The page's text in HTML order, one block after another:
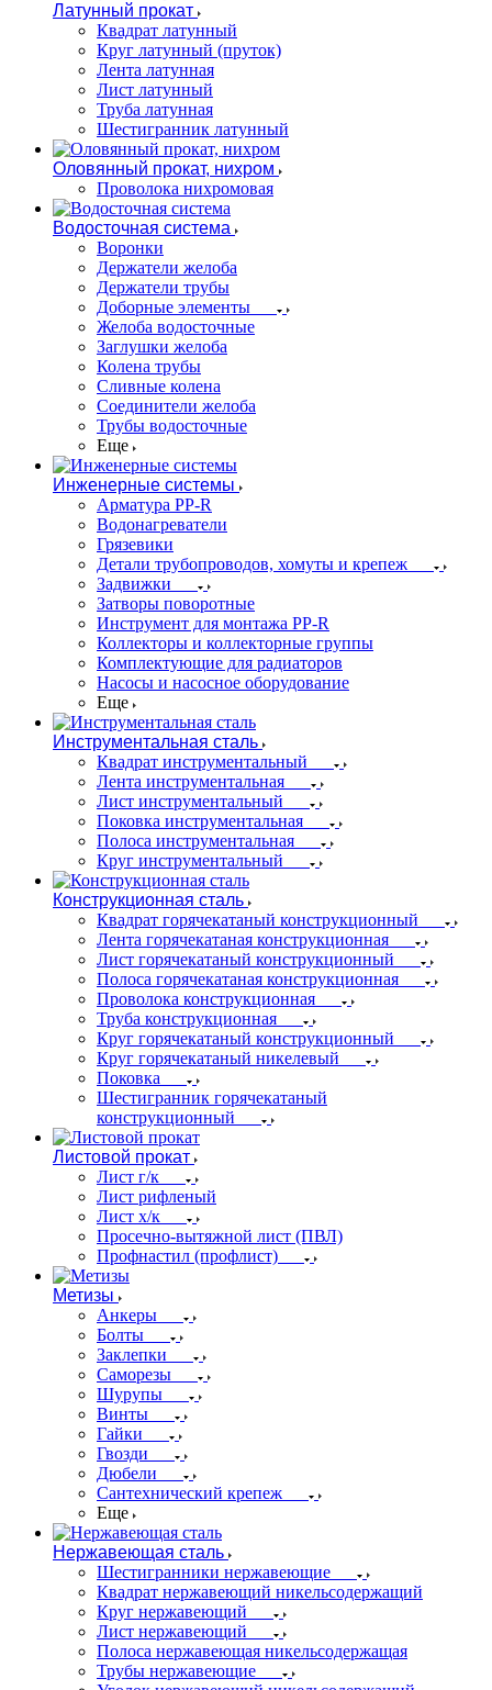
Латунный прокат
Квадрат латунный
Круг латунный (пруток)
Лента латунная
Лист латунный
Труба латунная
Шестигранник латунный
Оловянный прокат, нихром
Проволока нихромовая
Водосточная система
Воронки
Держатели желоба
Держатели трубы
Доборные элементы
Желоба водосточные
Заглушки желоба
Колена трубы
Сливные колена
Соединители желоба
Трубы водосточные
Еще
Инженерные системы
Арматура PP-R
Водонагреватели
Грязевики
Детали трубопроводов, хомуты и крепеж
Задвижки
Затворы поворотные
Инструмент для монтажа PP-R
Коллекторы и коллекторные группы
Комплектующие для радиаторов
Насосы и насосное оборудование
Еще
Инструментальная сталь
Квадрат инструментальный
Лента инструментальная
Лист инструментальный
Поковка инструментальная
Полоса инструментальная
Круг инструментальный
Конструкционная сталь
Квадрат горячекатаный конструкционный
Лента горячекатаная конструкционная
Лист горячекатаный конструкционный
Полоса горячекатаная конструкционная
Проволока конструкционная
Труба конструкционная
Круг горячекатаный конструкционный
Круг горячекатаный никелевый
Поковка
Шестигранник горячекатаный
конструкционный
Листовой прокат
Лист г/к
Лист рифленый
Лист х/к
Просечно-вытяжной лист (ПВЛ)
Профнастил (профлист)
Метизы
Анкеры
Болты
Заклепки
Саморезы
Шурупы
Винты
Гайки
Гвозди
Дюбели
Сантехнический крепеж
Еще
Нержавеющая сталь
Шестигранники нержавеющие
Квадрат нержавеющий никельсодержащий
Круг нержавеющий
Лист нержавеющий
Полоса нержавеющая никельсодержащая
Трубы нержавеющие